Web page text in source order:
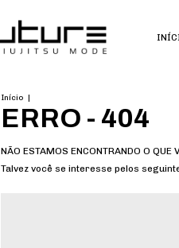
Início |
ERRO - 404
NÃO ESTAMOS ENCONTRANDO O QUE
Talvez você se interesse pelos